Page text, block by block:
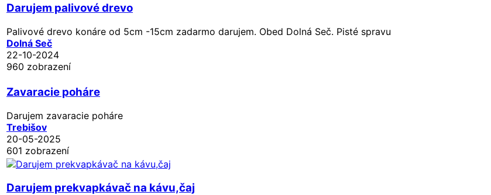
Darujem palivové drevo
Palivové drevo konáre od 5cm -15cm zadarmo darujem. Obed Dolná Seč. Pisté spravu
Dolná Seč
22-10-2024
960 zobrazení
Zavaracie poháre
Darujem zavaracie poháre
Trebišov
20-05-2025
601 zobrazení
Darujem prekvapkávač na kávu,čaj